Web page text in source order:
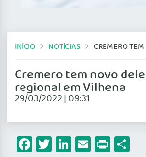
INÍCIO NOTÍCIAS CREMERO TEM NOVO
Cremero tem novo
regional em Vilhena
29/03/2022 | 09:31
Facebook
Twitter
LinkedIn
Email
Print